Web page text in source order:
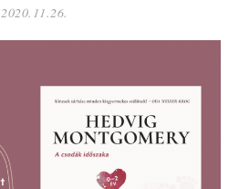
2020.11.26.